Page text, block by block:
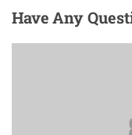
HaveAny